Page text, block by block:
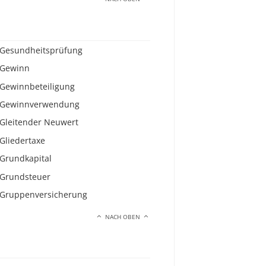
Gesundheitsprüfung
Gewinn
Gewinnbeteiligung
Gewinnverwendung
Gleitender Neuwert
Gliedertaxe
Grundkapital
Grundsteuer
Gruppenversicherung
NACH OBEN